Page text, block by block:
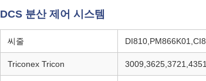
DCS 분산 제어 시스템
씨줄
Triconex Tricon